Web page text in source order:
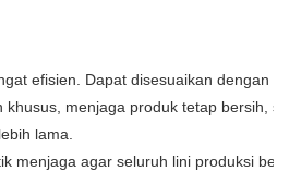
efisien. Dapat disesuaikan dengan
khusus, menjaga produk tetap bersih,
lama.
menjaga agar seluruh lini produksi